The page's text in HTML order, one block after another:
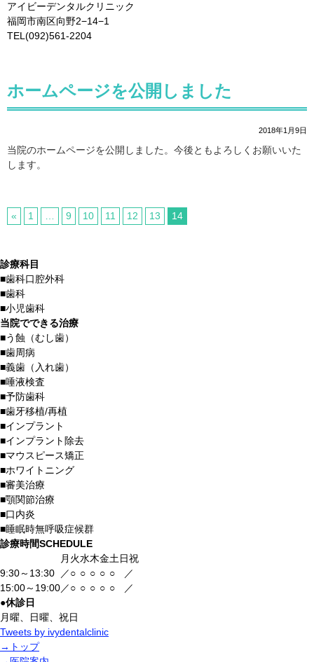
アイビーデンタルクリニック
福岡市南区向野2−14−1
TEL(092)561-2204
ホームページを公開しました
2018年1月9日
当院のホームページを公開しました。今後ともよろしくお願いいた
します。
« 1 9 10 11 12 13 14
診療科目
■歯科口腔外科
■歯科
■小児歯科
当院でできる治療
■う蝕（むし歯）
■歯周病
■義歯（入れ歯）
■唾液検査
■予防歯科
■歯牙移植/再植
■インプラント
■インプラント除去
■マウスピース矯正
■ホワイトニング
■審美治療
■顎関節治療
■口内炎
■睡眠時無呼吸症候群
診療時間SCHEDULE
月 火水木金土日祝
9:30～13:30
／○ ○ ○ ○ ○
／
15:00～19:00／○ ○ ○ ○ ○
／
●休診日
月曜、日曜、祝日
Tweets by ivydentalclinic
→ トップ